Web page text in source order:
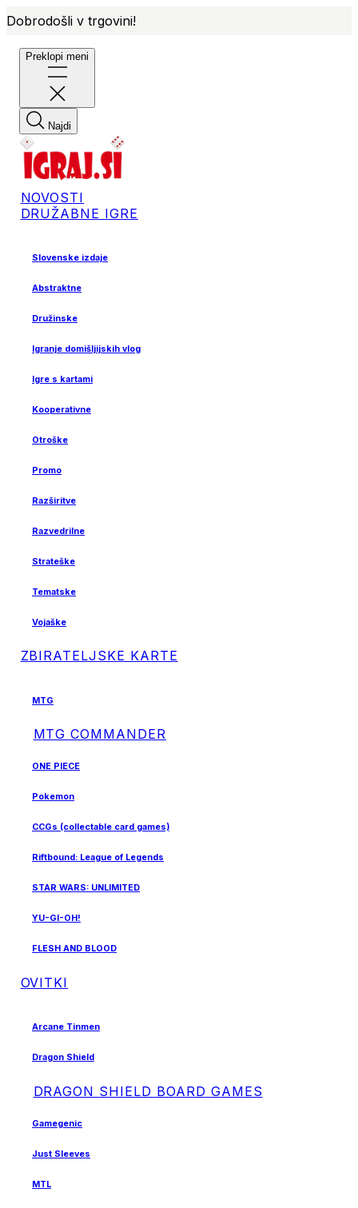
Dobrodošli v trgovini!
Preklopi meni
Najdi
NOVOSTI
DRUŽABNE IGRE
Slovenske izdaje
Abstraktne
Družinske
Igranje domišljijskih vlog
Igre s kartami
Kooperativne
Otroške
Promo
Razširitve
Razvedrilne
Strateške
Tematske
Vojaške
ZBIRATELJSKE KARTE
MTG
MTG COMMANDER
ONE PIECE
Pokemon
CCGs (collectable card games)
Riftbound: League of Legends
STAR WARS: UNLIMITED
YU-GI-OH!
FLESH AND BLOOD
OVITKI
Arcane Tinmen
Dragon Shield
DRAGON SHIELD BOARD GAMES
Gamegenic
Just Sleeves
MTL